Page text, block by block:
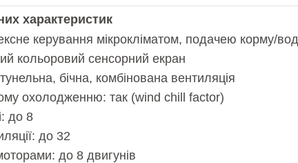
характеристик
керування мікрокліматом, подачею корму/
кольоровий сенсорний екран
бічна, комбінована вентиляція
охолодженню: так (wind chill factor)
до 8
до 32
до 8 двигунів